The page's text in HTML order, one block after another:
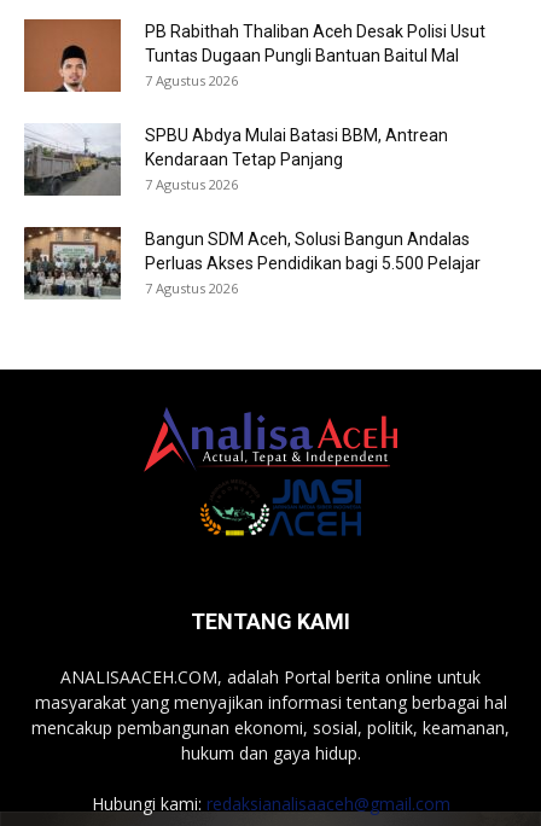
PB Rabithah Thaliban Aceh Desak Polisi Usut
Tuntas Dugaan Pungli Bantuan Baitul Mal
7 Agustus 2026
SPBU Abdya Mulai Batasi BBM, Antrean
Kendaraan Tetap Panjang
7 Agustus 2026
Bangun SDM Aceh, Solusi Bangun Andalas
Perluas Akses Pendidikan bagi 5.500 Pelajar
7 Agustus 2026
TENTANG KAMI
ANALISAACEH.COM, adalah Portal berita online untuk
masyarakat yang menyajikan informasi tentang berbagai hal
mencakup pembangunan ekonomi, sosial, politik, keamanan,
hukum dan gaya hidup.
Hubungi kami: redaksianalisaaceh@gmail.com